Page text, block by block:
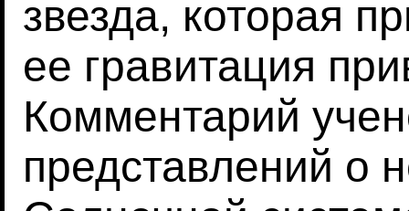
звезда, которая
ее гравитация
Комментарий
представлений о